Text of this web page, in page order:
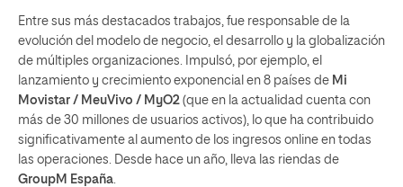
Entre sus más destacados trabajos, fue responsable de la
evolución del modelo de negocio, el desarrollo y la globalización
de múltiples organizaciones. Impulsó, por ejemplo, el
lanzamiento y crecimiento exponencial en 8 países de Mi
Movistar / MeuVivo / MyO2 (que en la actualidad cuenta con
más de 30 millones de usuarios activos), lo que ha contribuido
significativamente al aumento de los ingresos online en todas
las operaciones. Desde hace un año, lleva las riendas de
GroupM España